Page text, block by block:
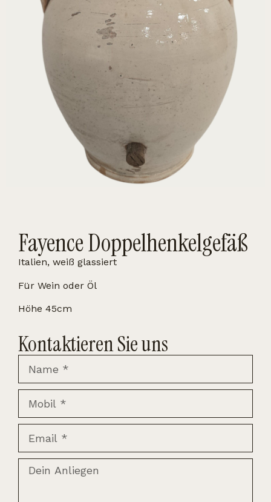
Fayence Doppelhenkelgefäß
Italien, weiß glassiert
Für Wein oder Öl
Höhe 45cm
Kontaktieren Sie uns